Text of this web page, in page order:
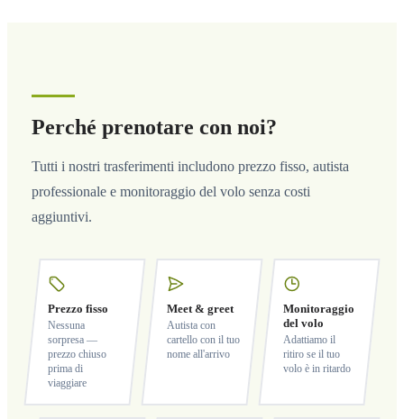
Perché prenotare con noi?
Tutti i nostri trasferimenti includono prezzo fisso, autista
professionale e monitoraggio del volo senza costi
aggiuntivi.
Prezzo fisso
Nessuna
sorpresa —
prezzo chiuso
prima di
viaggiare
Meet & greet
Autista con
cartello con il tuo
nome all'arrivo
Monitoraggio
del volo
Adattiamo il
ritiro se il tuo
volo è in ritardo